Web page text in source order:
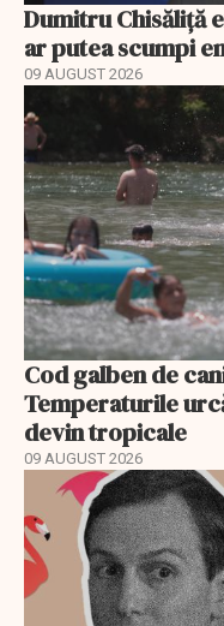
Dumitru Chisăliță
ar putea scumpi
09 AUGUST 2026
Cod galben de
Temperaturile
devin tropicale
09 AUGUST 2026